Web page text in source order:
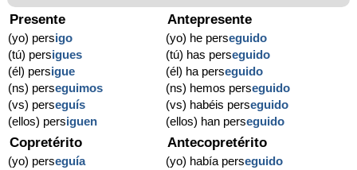
Presente
(yo) persigo
(tú) persigues
(él) persigue
(ns) perseguimos
(vs) perseguís
(ellos) persiguen
Antepresente
(yo) he perseguido
(tú) has perseguido
(él) ha perseguido
(ns) hemos perseguido
(vs) habéis perseguido
(ellos) han perseguido
Copretérito
(yo) perseguía
Antecopretérito
(yo) había perseguido